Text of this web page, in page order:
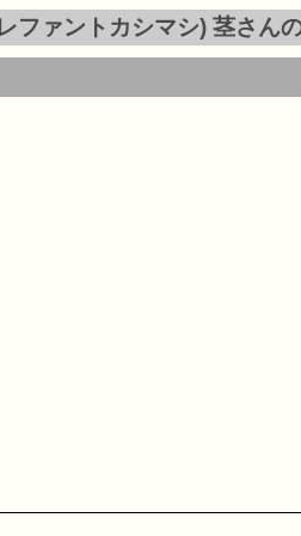
ァントカシマシ) 茎さん